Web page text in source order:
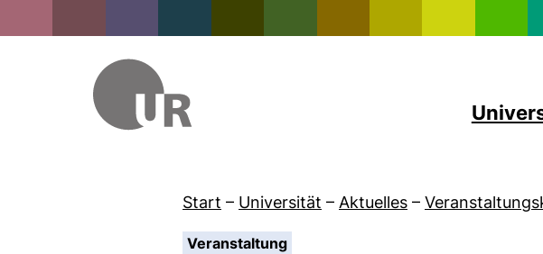
Start – Universität – Aktuelles –
Veranstaltung: